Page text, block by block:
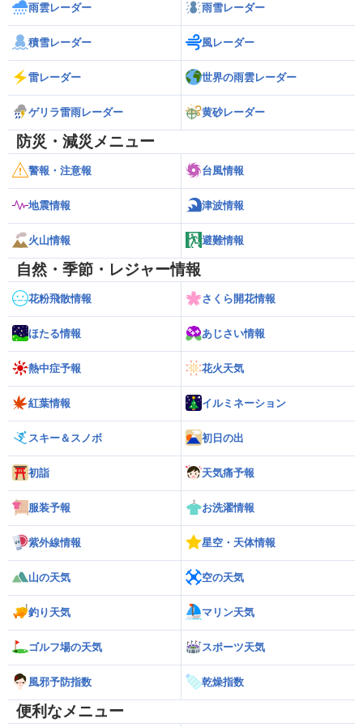
雨雲レーダー 雨雪レーダー
積雪レーダー 風レーダー
雷レーダー 世界の雨雲レーダー
ゲリラ雷雨レーダー 黄砂レーダー
防災・減災メニュー
警報・注意報 台風情報
地震情報 津波情報
火山情報 避難情報
自然・季節・レジャー情報
花粉飛散情報 さくら開花情報
ほたる情報 あじさい情報
熱中症予報 花火天気
紅葉情報 イルミネーション
スキー＆スノボ 初日の出
初詣 天気痛予報
服装予報 お洗濯情報
紫外線情報 星空・天体情報
山の天気 空の天気
釣り天気 マリン天気
ゴルフ場の天気 スポーツ天気
風邪予防指数 乾燥指数
便利なメニュー